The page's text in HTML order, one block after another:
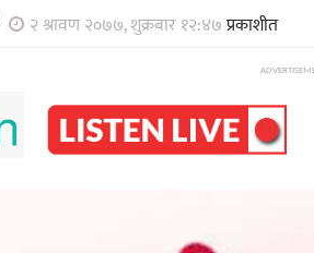
२ श्रावण २०७७, शुक्रबार १२:४७प्रकाशीत